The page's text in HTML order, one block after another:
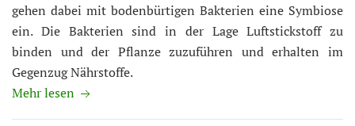
gehen dabei mit bodenbürtigen Bakterien eine Symbiose
ein. Die Bakterien sind in der Lage Luftstickstoff zu
binden und der Pflanze zuzuführen und erhalten im
Gegenzug Nährstoffe.
Mehr lesen